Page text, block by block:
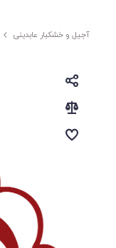
آجیل و خشکبار عابدینی